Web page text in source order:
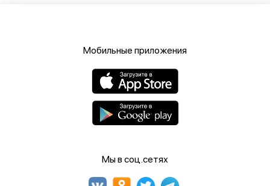
Мобильные приложения
Мы в соц.сетях